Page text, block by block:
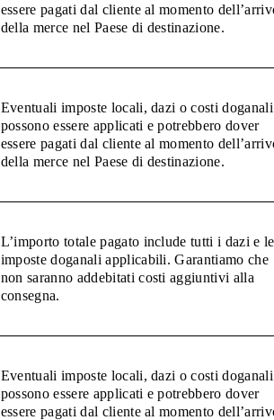
essere pagati dal cliente al momento
della merce nel Paese di destinazione.
Eventuali imposte locali, dazi o costi doganali
possono essere applicati e potrebbero dover
essere pagati dal cliente al momento
della merce nel Paese di destinazione.
L’importo totale pagato include tutti i dazi e le
imposte doganali applicabili. Garantiamo che
non saranno addebitati costi aggiuntivi alla
consegna.
Eventuali imposte locali, dazi o costi doganali
possono essere applicati e potrebbero dover
essere pagati dal cliente al momento